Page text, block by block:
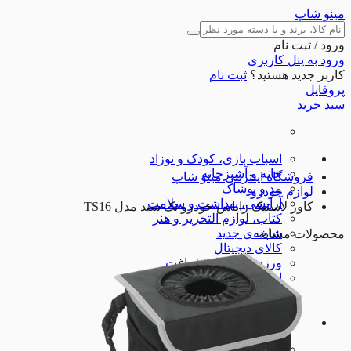
مینو شاپ
ورود / ثبت نام
ورود به پنل کاربری
کاربر جدید هستید؟ ثبت نام
پروفایل
سبد خرید
اسباب بازی، کودک و نوزاد
خانه و آشپزخانه
مد و پوشاک
آرایشی، بهداشت و سلامت
کتاب، لوازم التحریر و هنر
شاخه‌ی جدید
کالای دیجیتال
ورزش و اوقات فراغت
ابزارآلات
لوازم خودرو
تجهیزات ورزشی
فروشگاه اینترنتی مینو شاپ
لوازم خودرو
کاور لاستیک زاپاس خودرو تک سبد مدل TS16
محصولات مشابه